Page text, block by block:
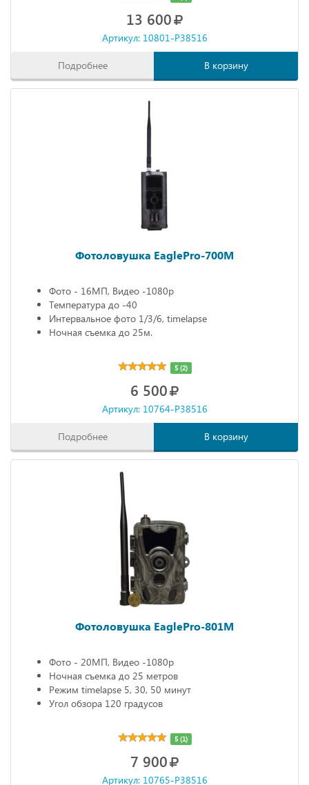
13 600
Артикул: 10801-P38516
Подробнее В корзину
Фотоловушка EaglePro-700M
Фото - 16МП, Видео -1080р
Температура до -40
Интервальное фото 1/3/6, timelapse
Ночная съемка до 25м.
5 (2)
6 500
Артикул: 10764-P38516
Подробнее В корзину
Фотоловушка EaglePro-801M
Фото - 20МП, Видео -1080р
Ночная съемка до 25 метров
Режим timelapse 5, 30, 50 минут
Угол обзора 120 градусов
5 (1)
7 900
Артикул: 10765-P38516